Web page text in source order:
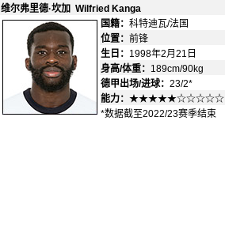
维尔弗里德·坎加 Wilfried Kanga
国籍： 科特迪瓦/法国
位置： 前锋
生日： 1998年2月21日
身高/体重： 189cm/90kg
德甲出场/进球： 23/2*
能力： ★★★★★☆☆☆☆☆
*数据截至2022/23赛季结束